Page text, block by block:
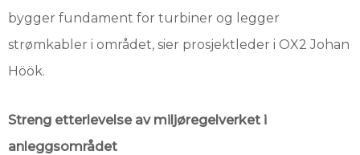
bygger fundament for turbiner og legger
strømkabler i området, sier prosjektleder i OX2 Johan
Höök.
Streng etterlevelse av miljøregelverket i
anleggsområdet